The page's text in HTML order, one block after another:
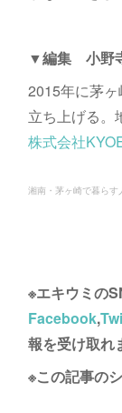
▼編集 小野
2015年に茅
立ち上げる。
株式会社
湘南・茅ヶ崎で暮らす
※エキウミの
Facebook,
報を受け取れ
※この記事の